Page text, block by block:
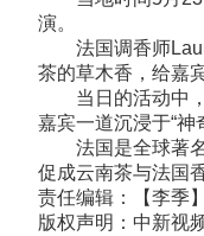
演。
法国调香师Laure
茶的草木香，给嘉
当日的活动中，
嘉宾一道沉浸于“神
法国是全球著名
促成云南茶与法国
责任编辑：【李季】
版权声明：中新视